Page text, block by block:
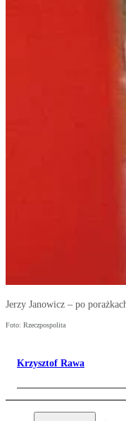
Jerzy Janowicz – po
Foto: Rzeczpospolita
Krzysztof Rawa